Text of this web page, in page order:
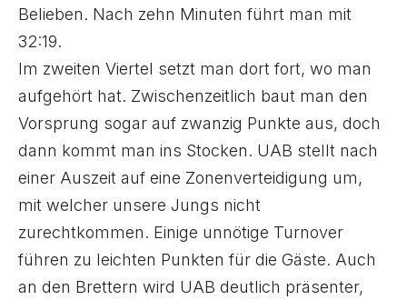
Belieben. Nach zehn Minuten führt man mit
32:19.
Im zweiten Viertel setzt man dort fort, wo man
aufgehört hat. Zwischenzeitlich baut man den
Vorsprung sogar auf zwanzig Punkte aus, doch
dann kommt man ins Stocken. UAB stellt nach
einer Auszeit auf eine Zonenverteidigung um,
mit welcher unsere Jungs nicht
zurechtkommen. Einige unnötige Turnover
führen zu leichten Punkten für die Gäste. Auch
an den Brettern wird UAB deutlich präsenter,